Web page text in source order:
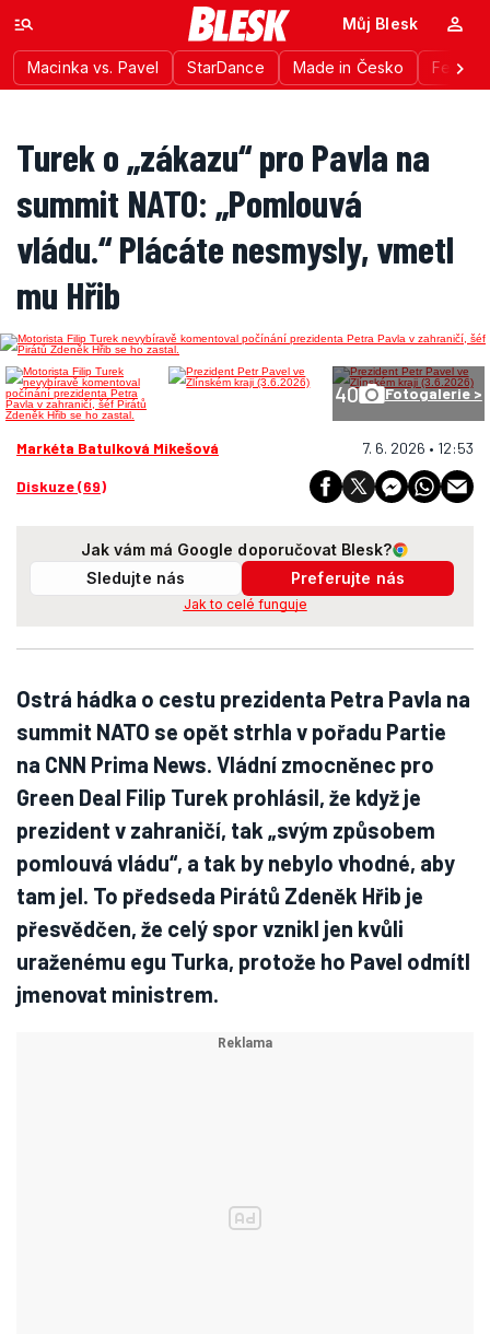
Macinka vs. Pavel StarDance Made in Česko
Můj Blesk
Turek o „zákazu“ pro Pavla na
summit NATO: „Pomlouvá
vládu.“ Plácáte nesmysly, vmetl
mu Hřib
40 Fotogalerie >
Markéta Batulková Mikešová 7. 6. 2026 • 12:53
Diskuze (69)
Jak vám má Google doporučovat Blesk?
Sledujte nás
Preferujte nás
Jak to celé funguje
Ostrá hádka o cestu prezidenta Petra Pavla na
summit NATO se opět strhla v pořadu Partie
na CNN Prima News. Vládní zmocněnec pro
Green Deal Filip Turek prohlásil, že když je
prezident v zahraničí, tak „svým způsobem
pomlouvá vládu“, a tak by nebylo vhodné, aby
tam jel. To předseda Pirátů Zdeněk Hřib je
přesvědčen, že celý spor vznikl jen kvůli
uraženému egu Turka, protože ho Pavel odmítl
jmenovat ministrem.